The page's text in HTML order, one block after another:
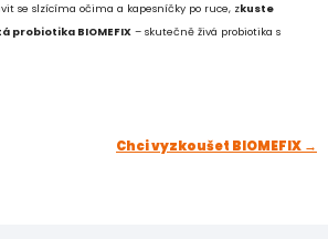
se slzícíma očima a kapesníčky po ruce, zkuste
probiotika BIOMEFIX – skutečně živá probiotika s
Chci vyzkoušet BIOMEFIX →